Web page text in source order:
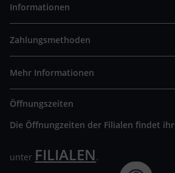
Informationen
Zahlungsmethoden
Mehr Informationen
Öffnungszeiten
Die Öffnungzeiten der Filialen findet ihr
unter FILIALEN.